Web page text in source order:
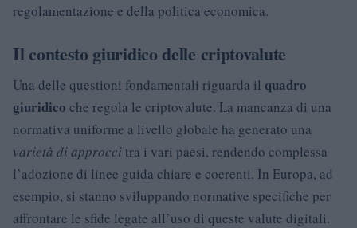
regolamentazione e della politica economica.
Il contesto giuridico delle criptovalute
Una delle questioni fondamentali riguarda il quadro
giuridico che regola le criptovalute. La mancanza di una
normativa uniforme a livello globale ha generato una
varietà di approcci tra i vari paesi, rendendo complessa
l’adozione di linee guida chiare e coerenti. In Europa, ad
esempio, si stanno sviluppando normative specifiche per
affrontare le sfide legate all’uso di queste valute digitali.